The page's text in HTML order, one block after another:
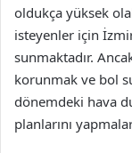
oldukça yüksek
isteyenler için
sunmaktadır.
korunmak ve bol
dönemdeki hava
planlarını